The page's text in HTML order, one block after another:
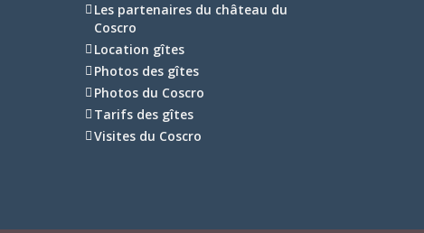
Les partenaires du château du
Coscro
Location gîtes
Photos des gîtes
Photos du Coscro
Tarifs des gîtes
Visites du Coscro